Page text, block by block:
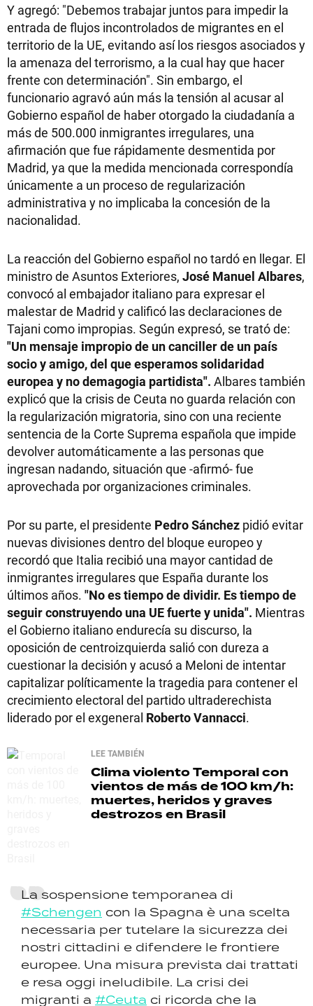
Y agregó: "Debemos trabajar juntos para impedir la
entrada de flujos incontrolados de migrantes en el
territorio de la UE, evitando así los riesgos asociados y
la amenaza del terrorismo, a la cual hay que hacer
frente con determinación". Sin embargo, el
funcionario agravó aún más la tensión al acusar al
Gobierno español de haber otorgado la ciudadanía a
más de 500.000 inmigrantes irregulares, una
afirmación que fue rápidamente desmentida por
Madrid, ya que la medida mencionada correspondía
únicamente a un proceso de regularización
administrativa y no implicaba la concesión de la
nacionalidad.
La reacción del Gobierno español no tardó en llegar. El
ministro de Asuntos Exteriores, José Manuel Albares,
convocó al embajador italiano para expresar el
malestar de Madrid y calificó las declaraciones de
Tajani como impropias. Según expresó, se trató de:
"Un mensaje impropio de un canciller de un país
socio y amigo, del que esperamos solidaridad
europea y no demagogia partidista". Albares también
explicó que la crisis de Ceuta no guarda relación con
la regularización migratoria, sino con una reciente
sentencia de la Corte Suprema española que impide
devolver automáticamente a las personas que
ingresan nadando, situación que -afirmó- fue
aprovechada por organizaciones criminales.
Por su parte, el presidente Pedro Sánchez pidió evitar
nuevas divisiones dentro del bloque europeo y
recordó que Italia recibió una mayor cantidad de
inmigrantes irregulares que España durante los
últimos años. "No es tiempo de dividir. Es tiempo de
seguir construyendo una UE fuerte y unida". Mientras
el Gobierno italiano endurecía su discurso, la
oposición de centroizquierda salió con dureza a
cuestionar la decisión y acusó a Meloni de intentar
capitalizar políticamente la tragedia para contener el
crecimiento electoral del partido ultraderechista
liderado por el exgeneral Roberto Vannacci.
LEE TAMBIÉN
Clima violentoTemporal con
vientos de más de 100 km/h:
muertes, heridos y graves
destrozos en Brasil
La sospensione temporanea di
#Schengen con la Spagna è una scelta
necessaria per tutelare la sicurezza dei
nostri cittadini e difendere le frontiere
europee. Una misura prevista dai trattati
e resa oggi ineludibile. La crisi dei
migranti a #Ceuta ci ricorda che la